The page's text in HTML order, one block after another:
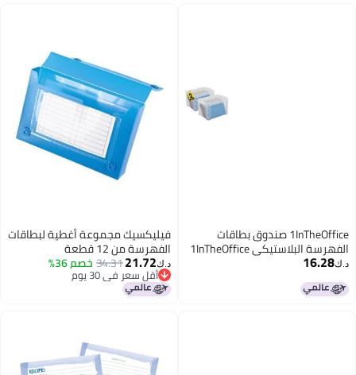
1InTheOffice صندوق بطاقات
الفهرسة البلاستيكي 1InTheOffice
4x6 سعة 500 بطاقة عبوتين
د.ك‏16.28
فيليكسيك مجموعة أغطية لبطاقات
الفهرسة من 12 قطعة
د.ك‏21.72
34.31خصم 36%
أقل سعر في 30 يوم
أقل سعر في 30 يوم